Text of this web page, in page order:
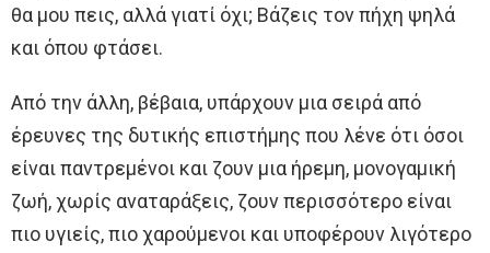
θα μου πεις, αλλά γιατί όχι; Βάζεις τον πήχη ψηλά
και όπου φτάσει.
Από την άλλη, βέβαια, υπάρχουν μια σειρά από
έρευνες της δυτικής επιστήμης που λένε ότι όσοι
είναι παντρεμένοι και ζουν μια ήρεμη, μονογαμική
ζωή, χωρίς αναταράξεις, ζουν περισσότερο είναι
πιο υγιείς, πιο χαρούμενοι και υποφέρουν λιγότερο